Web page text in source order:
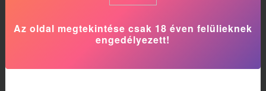
Az oldal megtekintése csak 18 éven felülieknek
engedélyezett!